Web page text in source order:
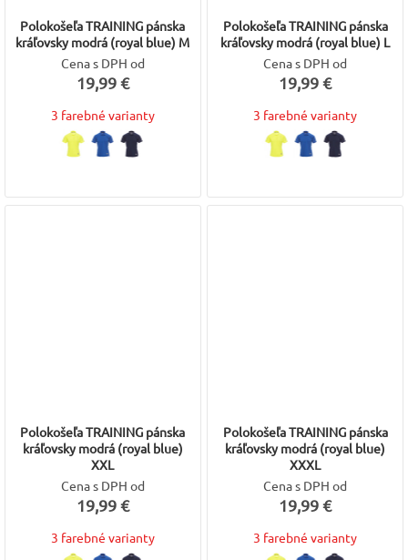
Polokošeľa TRAINING pánska
kráľovsky modrá (royal blue) M
Cena s DPH od
19,99 €
3 farebné varianty
Polokošeľa TRAINING pánska
kráľovsky modrá (royal blue) L
Cena s DPH od
19,99 €
3 farebné varianty
Polokošeľa TRAINING pánska
kráľovsky modrá (royal blue)
XXL
Cena s DPH od
19,99 €
3 farebné varianty
Polokošeľa TRAINING pánska
kráľovsky modrá (royal blue)
XXXL
Cena s DPH od
19,99 €
3 farebné varianty